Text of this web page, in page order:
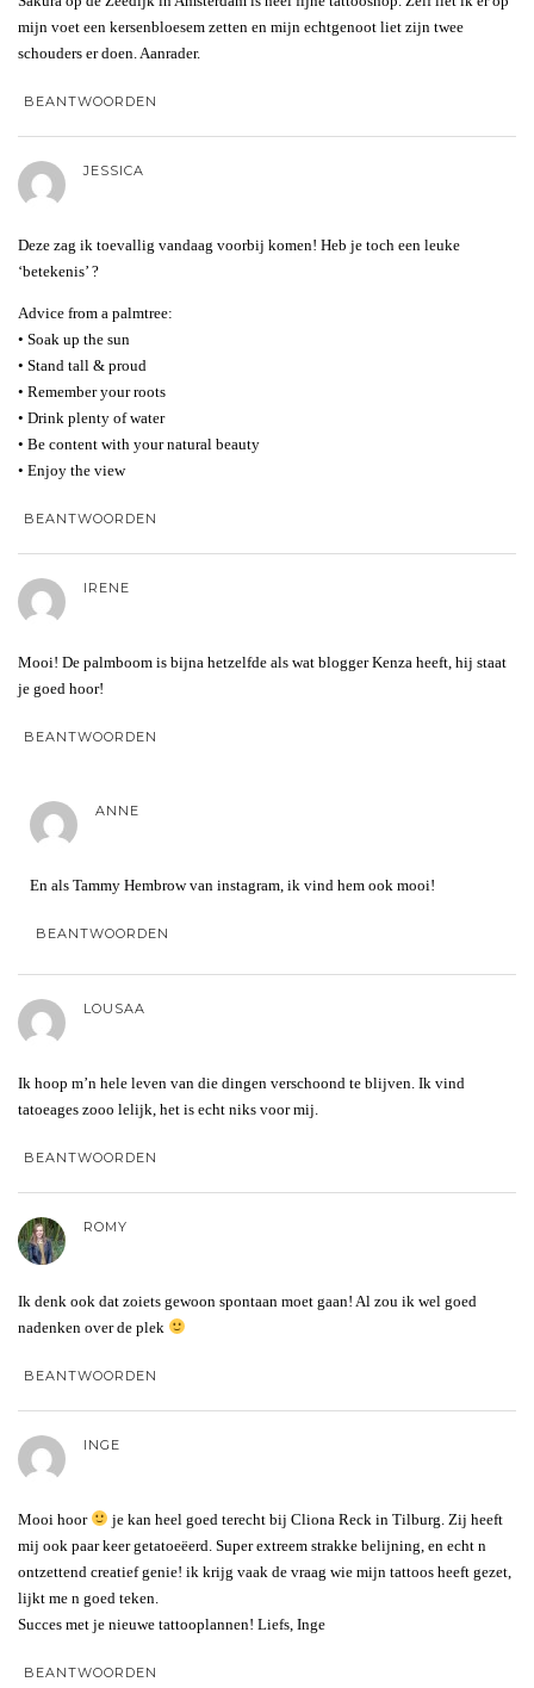
mijn voet een kersenbloesem zetten en mijn echtgenoot liet zijn twee
schouders er doen. Aanrader.
BEANTWOORDEN
JESSICA
Deze zag ik toevallig vandaag voorbij komen! Heb je toch een leuke
‘betekenis’ ?
Advice from a palmtree:
• Soak up the sun
• Stand tall & proud
• Remember your roots
• Drink plenty of water
• Be content with your natural beauty
• Enjoy the view
BEANTWOORDEN
IRENE
Mooi! De palmboom is bijna hetzelfde als wat blogger Kenza heeft, hij staat
je goed hoor!
BEANTWOORDEN
ANNE
En als Tammy Hembrow van instagram, ik vind hem ook mooi!
BEANTWOORDEN
LOUSAA
Ik hoop m’n hele leven van die dingen verschoond te blijven. Ik vind
tatoeages zooo lelijk, het is echt niks voor mij.
BEANTWOORDEN
ROMY
Ik denk ook dat zoiets gewoon spontaan moet gaan! Al zou ik wel goed
nadenken over de plek
BEANTWOORDEN
INGE
Mooi hoor
je kan heel goed terecht bij Cliona Reck in Tilburg. Zij heeft
mij ook paar keer getatoeëerd. Super extreem strakke belijning, en echt n
ontzettend creatief genie! ik krijg vaak de vraag wie mijn tattoos heeft gezet,
lijkt me n goed teken.
Succes met je nieuwe tattooplannen! Liefs, Inge
BEANTWOORDEN